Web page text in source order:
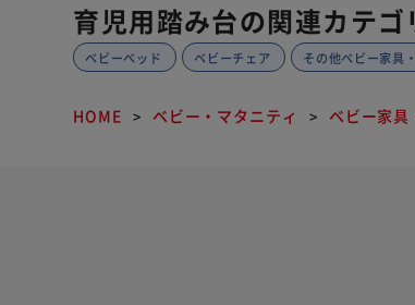
育児用踏み台の関連カテ
ベビーベッド ベビーチェア その他ベビー家具
HOME ベビー・マタニティ ベビー家具